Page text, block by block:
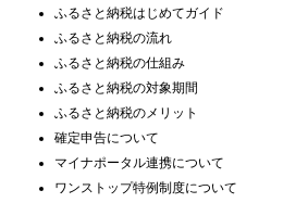
ふるさと納税はじめてガイド
ふるさと納税の流れ
ふるさと納税の仕組み
ふるさと納税の対象期間
ふるさと納税のメリット
確定申告について
マイナポータル連携について
ワンストップ特例制度について